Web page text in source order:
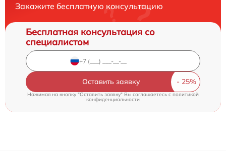
Закажите бесплатную консультацию
Бесплатная консультация со
специалистом
Оставить заявку
Нажимая на кнопку "Оставить заявку" Вы соглашаетесь cполитикой
конфиденциальности